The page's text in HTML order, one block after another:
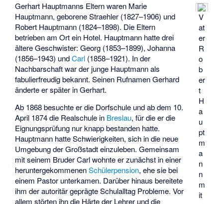
V
at
er
R
o
b
er
t
H
a
u
pt
m
a
n
n
m
it
Gerhart Hauptmanns Eltern waren Marie
Hauptmann, geborene Straehler (1827–1906) und
Robert Hauptmann (1824–1898). Die Eltern
betrieben am Ort ein Hotel. Hauptmann hatte drei
ältere Geschwister: Georg (1853–1899), Johanna
(1856–1943) undCarl (1858–1921). In der
Nachbarschaft war der junge Hauptmann als
fabulierfreudigbekannt. Seinen Rufnamen Gerhard
änderte er später in Gerhart.
Ab 1868 besuchte er die Dorfschule und ab dem 10.
April 1874 die Realschule in Breslau, für die er die
Eignungsprüfung nur knapp bestanden hatte.
Hauptmann hatte Schwierigkeiten, sich in die neue
Umgebung der Großstadt einzuleben. Gemeinsam
mit seinem Bruder Carl wohnte er zunächst in einer
heruntergekommenenSchülerpension, ehe sie bei
einem Pastor unterkamen. Darüber hinaus bereitete
ihm der autoritär geprägte Schulalltag Probleme. Vor
allem störten ihn die Härte der Lehrer und die